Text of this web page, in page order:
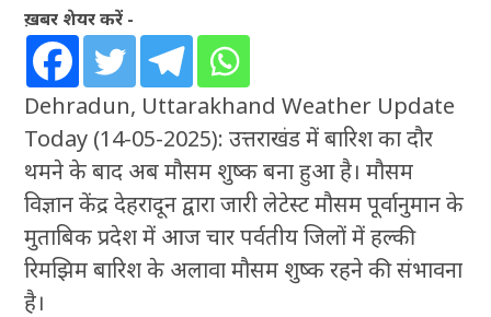
ख़बर शेयर करें -
Dehradun, Uttarakhand Weather Update
Today (14-05-2025): उत्तराखंड में बारिश का दौर
थमने के बाद अब मौसम शुष्क बना हुआ है। मौसम
विज्ञान केंद्र देहरादून द्वारा जारी लेटेस्ट मौसम पूर्वानुमान के
मुताबिक प्रदेश में आज चार पर्वतीय जिलों में हल्की
रिमझिम बारिश के अलावा मौसम शुष्क रहने की संभावना
है।